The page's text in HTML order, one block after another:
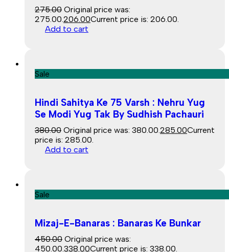
275.00 Original price was:
₹275.00. 206.00Current price is: ₹206.00.
Add to cart
Sale
Hindi Sahitya Ke 75 Varsh : Nehru Yug
Se Modi Yug Tak By Sudhish Pachauri
380.00 Original price was: ₹380.00. 285.00Current
price is: ₹285.00.
Add to cart
Sale
Mizaj-E-Banaras : Banaras Ke Bunkar
450.00 Original price was:
₹450.00. 338.00Current price is: ₹338.00.